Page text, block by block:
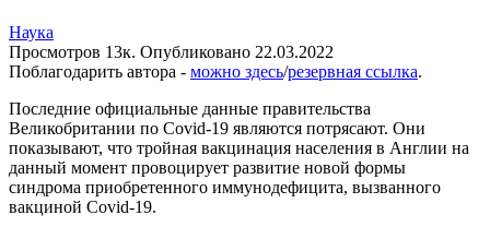
Наука
Просмотров 13к. Опубликовано 22.03.2022
Поблагодарить автора - можно здесь/резервная ссылка.
Последние официальные данные правительства
Великобритании по Covid-19 являются потрясают. Они
показывают, что тройная вакцинация населения в Англии на
данный момент провоцирует развитие новой формы
синдрома приобретенного иммунодефицита, вызванного
вакциной Covid-19.